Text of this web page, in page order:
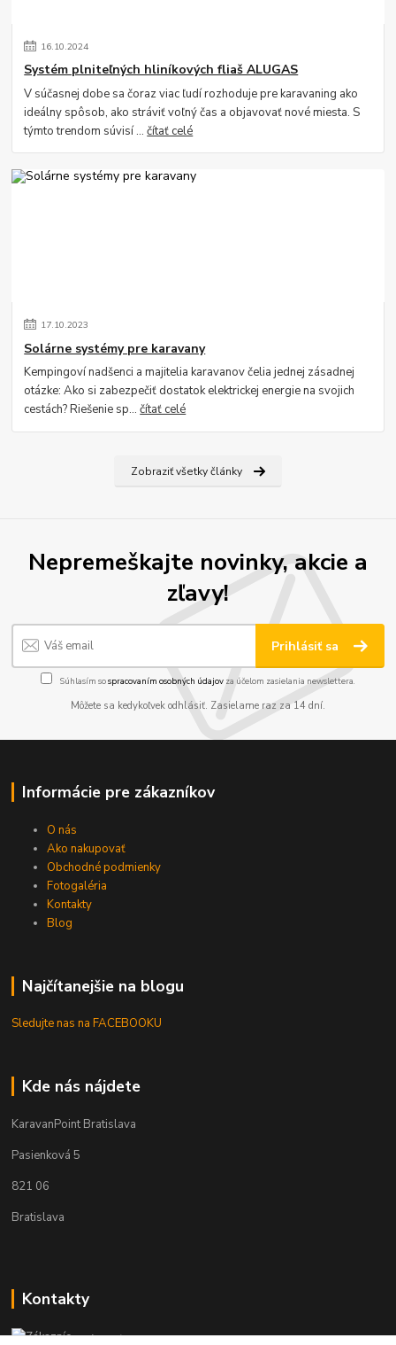
16.10.2024
Systém plniteľných hliníkových fliaš ALUGAS
V súčasnej dobe sa čoraz viac ľudí rozhoduje pre karavaning ako
ideálny spôsob, ako stráviť voľný čas a objavovať nové miesta. S
týmto trendom súvisí ...čítať celé
17.10.2023
Solárne systémy pre karavany
Kempingoví nadšenci a majitelia karavanov čelia jednej zásadnej
otázke: Ako si zabezpečiť dostatok elektrickej energie na svojich
cestách? Riešenie sp...čítať celé
Zobraziť všetky články
Nepremeškajte novinky, akcie a
zľavy!
Prihlásiť sa
Súhlasím sospracovaním osobných údajov za účelom zasielania newslettera.
Môžete sa kedykoľvek odhlásiť. Zasielame raz za 14 dní.
Informácie pre zákazníkov
O nás
Ako nakupovať
Obchodné podmienky
Fotogaléria
Kontakty
Blog
Najčítanejšie na blogu
Sledujte nas na FACEBOOKU
Kde nás nájdete
KaravanPoint Bratislava
Pasienková 5
821 06
Bratislava
Kontakty
Zákaznícka podpora KaravanPoint